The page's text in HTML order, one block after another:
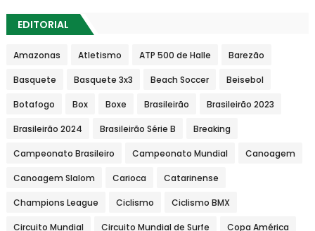
EDITORIAL
Amazonas Atletismo ATP 500 de Halle Barezão
Basquete Basquete 3x3 Beach Soccer Beisebol
Botafogo Box Boxe Brasileirão Brasileirão 2023
Brasileirão 2024 Brasileirão Série B Breaking
Campeonato Brasileiro Campeonato Mundial Canoagem
Canoagem Slalom Carioca Catarinense
Champions League Ciclismo Ciclismo BMX
Circuito Mundial Circuito Mundial de Surfe Copa América